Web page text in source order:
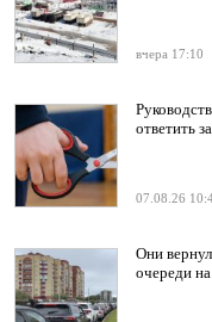
вчера 17:10
ответить
07.08.26
Они
очереди